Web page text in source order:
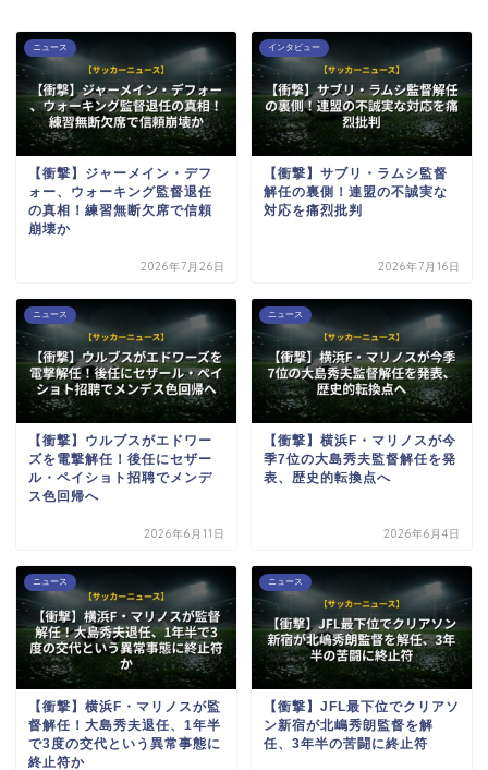
ニュース
【衝撃】ジャーメイン・デフ
ォー、ウォーキング監督退任
の真相！練習無断欠席で信頼
崩壊か
2026年7月26日
インタビュー
【衝撃】サブリ・ラムシ監督
解任の裏側！連盟の不誠実な
対応を痛烈批判
2026年7月16日
ニュース
【衝撃】ウルブスがエドワー
ズを電撃解任！後任にセザー
ル・ペイショト招聘でメンデ
ス色回帰へ
2026年6月11日
ニュース
【衝撃】横浜F・マリノスが今
季7位の大島秀夫監督解任を発
表、歴史的転換点へ
2026年6月4日
ニュース
【衝撃】横浜F・マリノスが監
督解任！大島秀夫退任、1年半
で3度の交代という異常事態に
終止符か
ニュース
【衝撃】JFL最下位でクリアソ
ン新宿が北嶋秀朗監督を解
任、3年半の苦闘に終止符